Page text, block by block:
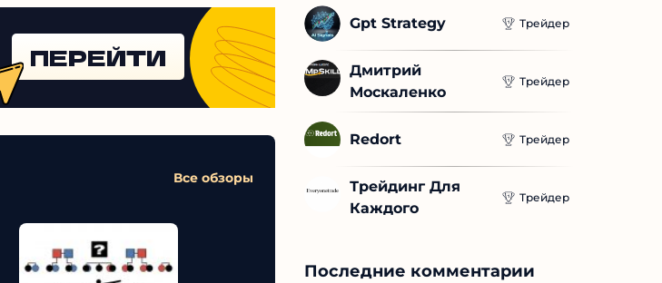
ПЕРЕЙТИ
Все обзоры
Gpt Strategy Трейдер
Дмитрий
Москаленко
Трейдер
Redort Трейдер
Трейдинг Для
Каждого
Трейдер
Последние комментарии